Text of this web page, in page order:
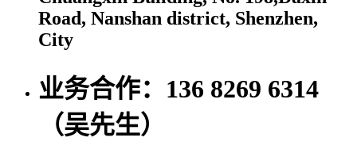
Road, Nanshan district, Shenzhen,
City
业务合作：136 8269 6314
（吴先生）